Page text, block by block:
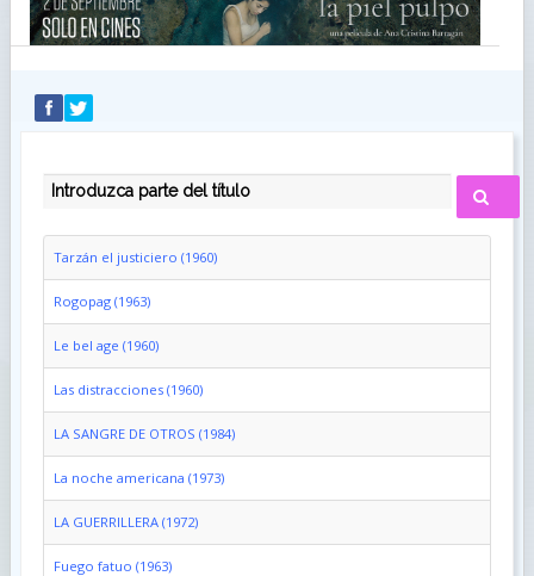
IDENTIFICARSE
INTRODUZCA PARTE DEL TÍTULO
Tarzán el justiciero (1960)
Rogopag (1963)
Le bel age (1960)
Las distracciones (1960)
LA SANGRE DE OTROS (1984)
La noche americana (1973)
LA GUERRILLERA (1972)
Fuego fatuo (1963)